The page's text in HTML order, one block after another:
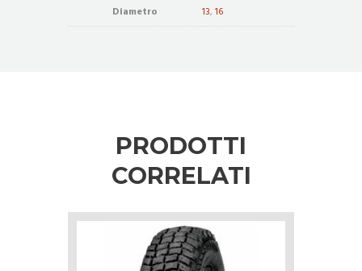
Diametro
13, 16
PRODOTTI
CORRELATI